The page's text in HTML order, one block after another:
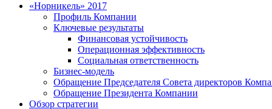
«Норникель» 2017
Профиль Компании
Ключевые результаты
Финансовая устойчивость
Операционная эффективность
Социальная ответственность
Бизнес-модель
Обращение Председателя Совета директоров
Обращение Президента Компании
Обзор стратегии